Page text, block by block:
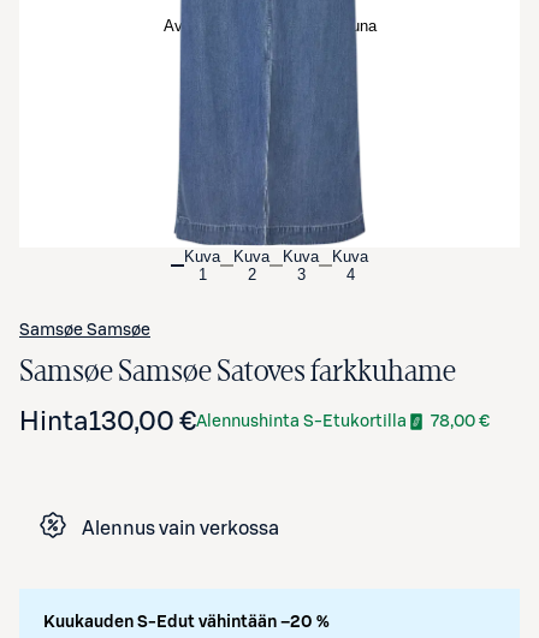
Avaa tuotekuva suurennettuna
Kuva
1
Kuva
2
Kuva
3
Kuva
4
Samsøe Samsøe
Samsøe Samsøe Satoves farkkuhame
Hinta130,00 €Alennushinta S-Etukortilla 78,00 €
Alennus vain verkossa
Kuukauden S-Edut vähintään –20 %